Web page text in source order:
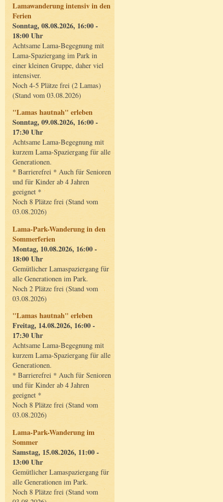
Lamawanderung intensiv in den
Ferien
Sonntag, 08.08.2026, 16:00 -
18:00 Uhr
Achtsame Lama-Begegnung mit
Lama-Spaziergang im Park in
einer kleinen Gruppe, daher viel
intensiver.
Noch 4-5 Plätze frei (2 Lamas)
(Stand vom 03.08.2026)
"Lamas hautnah" erleben
Sonntag, 09.08.2026, 16:00 -
17:30 Uhr
Achtsame Lama-Begegnung mit
kurzem Lama-Spaziergang für alle
Generationen.
* Barrierefrei * Auch für Senioren
und für Kinder ab 4 Jahren
geeignet *
Noch 8 Plätze frei (Stand vom
03.08.2026)
Lama-Park-Wanderung in den
Sommerferien
Montag, 10.08.2026, 16:00 -
18:00 Uhr
Gemütlicher Lamaspaziergang für
alle Generationen im Park.
Noch 2 Plätze frei (Stand vom
03.08.2026)
"Lamas hautnah" erleben
Freitag, 14.08.2026, 16:00 -
17:30 Uhr
Achtsame Lama-Begegnung mit
kurzem Lama-Spaziergang für alle
Generationen.
* Barrierefrei * Auch für Senioren
und für Kinder ab 4 Jahren
geeignet *
Noch 8 Plätze frei (Stand vom
03.08.2026)
Lama-Park-Wanderung im
Sommer
Samstag, 15.08.2026, 11:00 -
13:00 Uhr
Gemütlicher Lamaspaziergang für
alle Generationen im Park.
Noch 8 Plätze frei (Stand vom